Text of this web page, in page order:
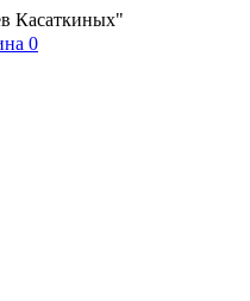
Касаткиных"
0